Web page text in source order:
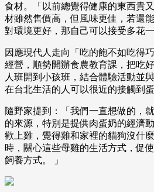
食材。「以前總覺得健康的東西貴
材雖然售價高，但風味更佳，若還
對環境更好，那自己可以接受多花
因應現代人走向「吃的飽不如吃得
經營，順勢開辦食農教育課，把吃
人班開到小孩班，結合體驗活動並
在台北生活的人可以很近的接觸到蛋
隨野家提到：「我們一直想做的，
的來源，特別是提供肉蛋奶的經濟
歡上雞，覺得雞和家裡的貓狗沒什
時，關心這些母雞的生活方式，促
飼養方式。 ​」